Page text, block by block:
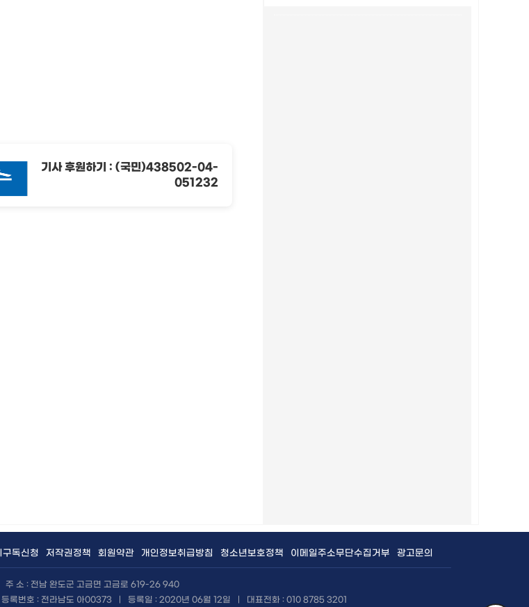
기사 후원하기 : (국민)438502-04-
051232
구독신청 저작권정책 회원약관 개인정보취급방침 청소년보호정책 이메일주소무단수집거부 광고문의
주 소 : 전남 완도군 고금면 고금로 619-26 940
등록번호 : 전라남도 아00373 등록일 : 2020년 06월 12일 대표전화 : 010 8785 3201